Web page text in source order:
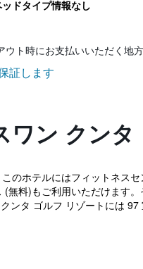
ドタイプ情報なし
ト時にお支払いいただく地
証します
ワン クン
のホテルにはフィットネス
(無料)もご利用いただけます
ンタ ゴルフ リゾートには